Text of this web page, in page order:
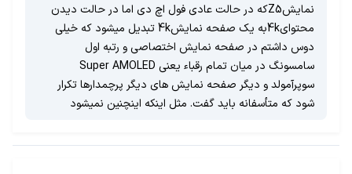
نمایشZ5که در حالت عادی فول اچ دی اما در حالت دیدن
محتوای4kبه یک صفحه نمایش4k تبدیل میشود که خیلی
دوس داشتم در صفحه نمایش اختصاصی و رتبه اول
سامسونگ در میان تمام رقباء یعنی Super AMOLED
سوپرآمولد و دیگر صفحه نمایش های دیگر پرچمدارها تکرار
شود که متأسفانه باید گفت. مثل اینکه اینچنین نمیشود